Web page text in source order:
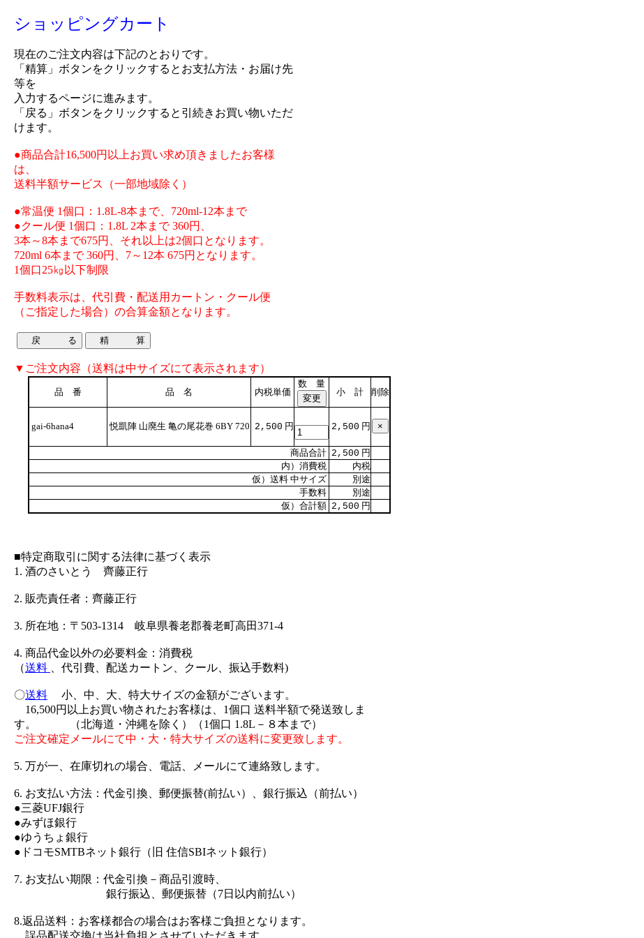
ショッピングカート
現在のご注文内容は下記のとおりです。
「精算」ボタンをクリックするとお支払方法・お届け先
等を
入力するページに進みます。
「戻る」ボタンをクリックすると引続きお買い物いただ
けます。
●商品合計16,500円以上お買い求め頂きましたお客様
は、
送料半額サービス（一部地域除く）
●常温便 1個口：1.8L-8本まで、720ml-12本まで
●クール便 1個口：1.8L 2本まで 360円、
3本～8本まで675円、それ以上は2個口となります。
720ml 6本まで 360円、7～12本 675円となります。
1個口25㎏以下制限
手数料表示は、代引費・配送用カートン・クール便
（ご指定した場合）の合算金額となります。
▼ご注文内容（送料は中サイズにて表示されます）
品 番 品 名 内税単価
数 量
小 計
削除
gai-6hana4 悦凱陣 山廃生 亀の尾花巻 6BY 720 2,500 円 2,500 円
商品合計 2,500 円
内）消費税
内税
仮）送料 中サイズ
別途
手数料
別途
仮）合計額 2,500 円
■特定商取引に関する法律に基づく表示
1. 酒のさいとう 齊藤正行
2. 販売責任者：齊藤正行
3. 所在地：〒503-1314 岐阜県養老郡養老町高田371-4
4. 商品代金以外の必要料金：消費税
（送料 、代引費、配送カートン、クール、振込手数料)
〇送料 小、中、大、特大サイズの金額がございます。
16,500円以上お買い物されたお客様は、1個口 送料半額で発送致しま
す。 （北海道・沖縄を除く）（1個口 1.8L－８本まで）
ご注文確定メールにて中・大・特大サイズの送料に変更致します。
5. 万が一、在庫切れの場合、電話、メールにて連絡致します。
6. お支払い方法：代金引換、郵便振替(前払い）、銀行振込（前払い）
●三菱UFJ銀行
●みずほ銀行
●ゆうちょ銀行
●ドコモSMTBネット銀行（旧 住信SBIネット銀行）
7. お支払い期限：代金引換－商品引渡時、
銀行振込、郵便振替（7日以内前払い）
8.返品送料：お客様都合の場合はお客様ご負担となります。
誤品配送交換は当社負担とさせていただきます。